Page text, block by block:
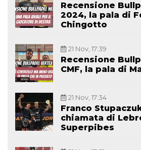
Recensione
2024, la pala di
Chingotto
21 Nov, 17:39
Recensione
CMF, la pala di
21 Nov, 17:34
Franco
chiamata di
Superpibes